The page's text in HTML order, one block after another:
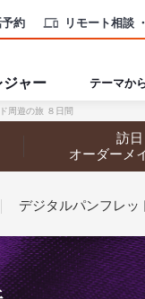
約 リモート相談
ャー テーマか
周遊の旅 ８日間
訪日
オーダーメ
デジタルパンフレッ